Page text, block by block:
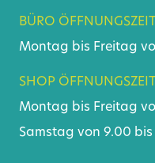
BÜRO
Montag bis Freitag
SHOP
Montag bis Freitag
Samstag von 9.00 bis